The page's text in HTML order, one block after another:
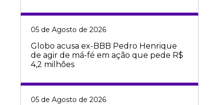
05 de Agosto de 2026
Globo acusa ex-BBB Pedro Henrique
de agir de má-fé em ação que pede R$
4,2 milhões
05 de Agosto de 2026